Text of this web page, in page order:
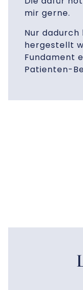
mir gerne.
Nur
hergestellt
Fundament
Patienten-